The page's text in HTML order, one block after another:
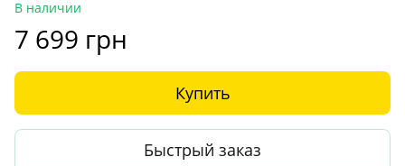
В наличии
7 699 грн
Купить
Быстрый заказ